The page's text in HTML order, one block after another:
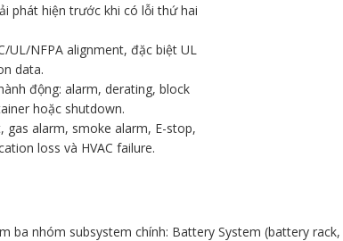
phát hiện trước khi có lỗi thứ hai
UL/NFPA alignment, đặc biệt UL
data.
động: alarm, derating, block
hoặc shutdown.
gas alarm, smoke alarm, E-stop,
loss và HVAC failure.
ba nhóm subsystem chính: Battery System (battery